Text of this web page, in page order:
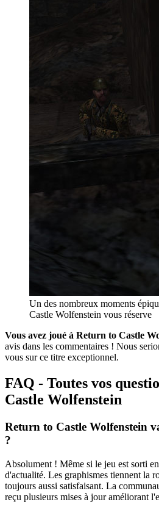
Un des nombreux moments
Castle Wolfenstein vous réserve
Vous avez joué à Return to Castle
avis dans les commentaires ! Nous
vous sur ce titre exceptionnel.
FAQ - Toutes vos
Castle Wolfenstein
Return to Castle Wolfenstein
?
Absolument ! Même si le jeu est sorti
d'actualité. Les graphismes tiennent la
toujours aussi satisfaisant. La
reçu plusieurs mises à jour améliorant